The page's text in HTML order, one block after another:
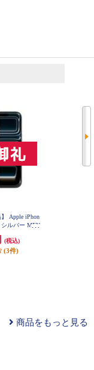
】 Apple iPhon
シルバー MFY
(税込)
(3件)
商品をもっと見る